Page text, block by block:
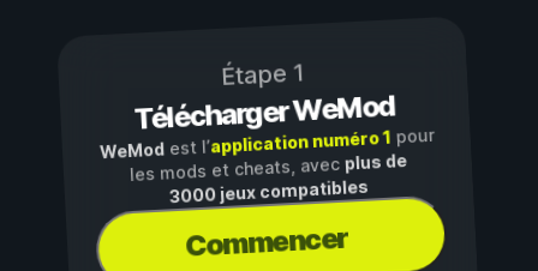
Étape 1
Télécharger WeMod
WeModest l’application numéro 1pour
les mods et cheats, avec plus de
3000 jeux compatibles
Commencer